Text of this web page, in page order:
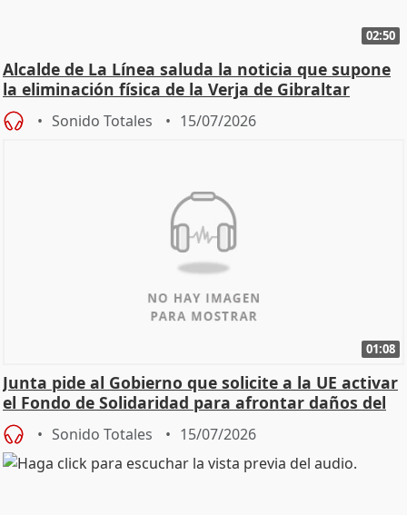
02:50
Alcalde de La Línea saluda la noticia que supone
la eliminación física de la Verja de Gibraltar
Sonido Totales 15/07/2026
01:08
Junta pide al Gobierno que solicite a la UE activar
el Fondo de Solidaridad para afrontar daños del
Sonido Totales 15/07/2026